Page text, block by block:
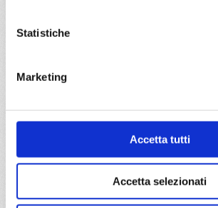
Statistiche
Marketing
Accetta tutti
Accetta selezionati
a partire da
€ 563